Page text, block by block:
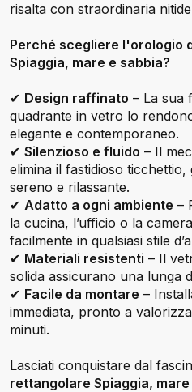
risalta con straordinaria
Perché scegliere l'orologio
Spiaggia, mare e sabbia?
✔ Design raffinato – La sua
quadrante in vetro lo
elegante e contemporaneo.
✔ Silenzioso e fluido – Il
elimina il fastidioso
sereno e rilassante.
✔ Adatto a ogni ambiente –
la cucina, l’ufficio o la
facilmente in qualsiasi stile
✔ Materiali resistenti – Il
solida assicurano una lunga
✔ Facile da montare –
immediata, pronto a
minuti.
Lasciati conquistare dal
rettangolare Spiaggia, mare